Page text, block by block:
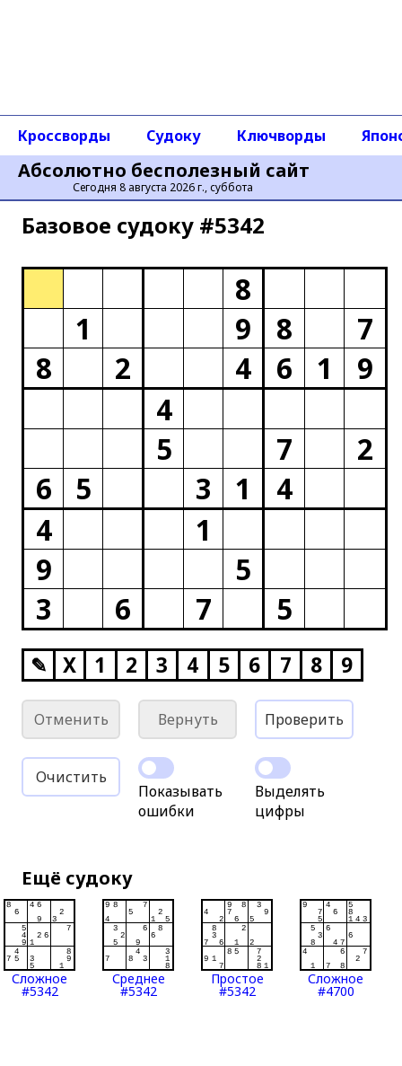
Абсолютно бесполезный сайт
Сегодня 8 августа 2026 г., суббота
Кроссворды Судоку Ключворды
Базовое cудоку #5342
8
1
9 8
7
8
2 4 6 1
9
4
5
7
2
6
5 3 1
4
4
1
9
5
3
6 7 5
✎ X 1 2 3 4 5 6 7 8 9
Отменить Вернуть Проверить
Очистить
Показывать
ошибки
Выделять
цифры
Ещё судоку
Сложное
#5342
Среднее
#5342
Простое
#5342
Сложное
#4700